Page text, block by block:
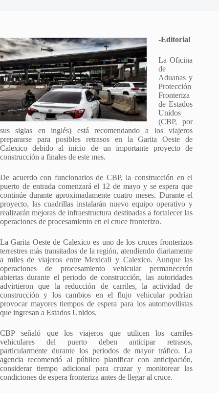
-Editorial
La Oficina
de
Aduanas y
Protección
Fronteriza
de Estados
Unidos
(CBP, por
sus siglas en inglés) está recomendando a los viajeros
prepararse para posibles retrasos en la Garita Oeste de
Calexico debido al inicio de un importante proyecto de
construcción a finales de este mes.
De acuerdo con funcionarios de CBP, la construcción en el
puerto de entrada comenzará el 12 de mayo y se espera que
continúe durante aproximadamente cuatro meses. Durante el
proyecto, las cuadrillas instalarán nuevo equipo operativo y
realizarán mejoras de infraestructura destinadas a fortalecer las
operaciones de procesamiento en el cruce fronterizo.
La Garita Oeste de Calexico es uno de los cruces fronterizos
terrestres más transitados de la región, atendiendo diariamente
a miles de viajeros entre Mexicali y Calexico. Aunque las
operaciones de procesamiento vehicular permanecerán
abiertas durante el periodo de construcción, las autoridades
advirtieron que la reducción de carriles, la actividad de
construcción y los cambios en el flujo vehicular podrían
provocar mayores tiempos de espera para los automovilistas
que ingresan a Estados Unidos.
CBP señaló que los viajeros que utilicen los carriles
vehiculares del puerto deben anticipar retrasos,
particularmente durante los periodos de mayor tráfico. La
agencia recomendó al público planificar con anticipación,
considerar tiempo adicional para cruzar y monitorear las
condiciones de espera fronteriza antes de llegar al cruce.